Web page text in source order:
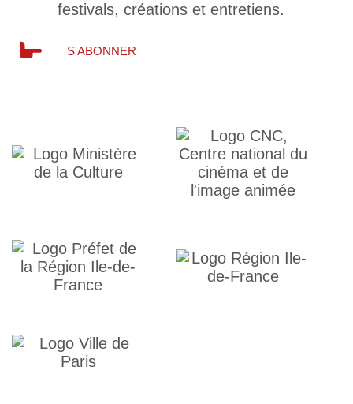
festivals, créations et entretiens.
S'ABONNER